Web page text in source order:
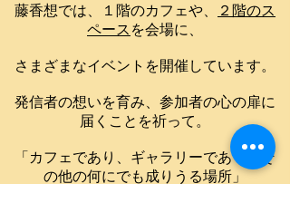
藤香想では、１階のカフェや、
２階のス
ペース を会場に、
さまざまなイベントを開催しています。
発信者の想いを育み、参加者の心の扉に
届くことを祈って。
「カフェであり、ギャラリーであり、そ
の他の何にでも成りうる場所」